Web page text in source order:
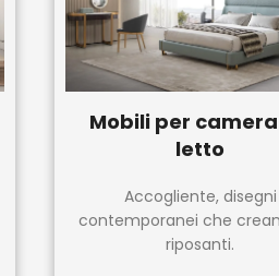
Mobili per
letto
Accogliente, disegni
contemporanei che
riposanti.